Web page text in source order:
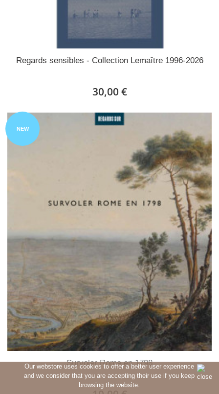
Our webstore uses cookies to offer a better user experience
and we consider that you are accepting their use if you keep
browsing the website.
Regards sensibles - Collection Lemaître 1996-2026
30,00 €
NEW
Survoler Rome en 1798